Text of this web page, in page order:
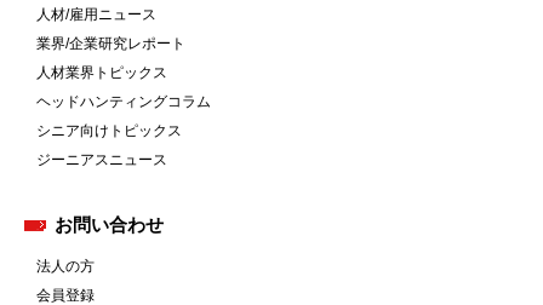
人材/雇用ニュース
業界/企業研究レポート
人材業界トピックス
ヘッドハンティングコラム
シニア向けトピックス
ジーニアスニュース
お問い合わせ
法人の方
会員登録